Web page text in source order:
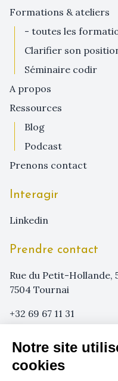
Notre site
cookies
formations & ateliers
- toutes les
clarifier son
séminaire codir
a propos
ressources
blog
podcast
prenons contact
Interagir
linkedin
Prendre contact
Rue du Petit-Hollande,
7504 Tournai
+32 69 67 11 31
info@sensa-agency.com